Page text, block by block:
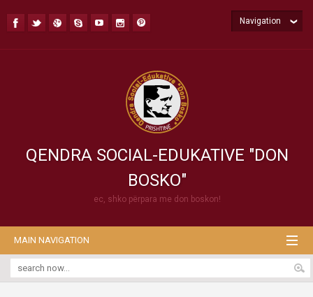
QENDRA SOCIAL-EDUKATIVE "DON
BOSKO"
ec, shko përpara me don boskon!
Navigation
MAIN NAVIGATION